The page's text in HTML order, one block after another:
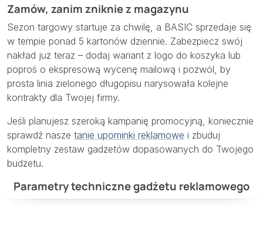
Zamów, zanim zniknie z magazynu
Sezon targowy startuje za chwilę, a BASIC sprzedaje się
w tempie ponad 5 kartonów dziennie. Zabezpiecz swój
nakład już teraz – dodaj wariant z logo do koszyka lub
poproś o ekspresową wycenę mailową i pozwól, by
prosta linia zielonego długopisu narysowała kolejne
kontrakty dla Twojej firmy.
Jeśli planujesz szeroką kampanię promocyjną, koniecznie
sprawdź nasze tanie upominki reklamowe i zbuduj
kompletny zestaw gadżetów dopasowanych do Twojego
budżetu.
Parametry techniczne gadżetu reklamowego